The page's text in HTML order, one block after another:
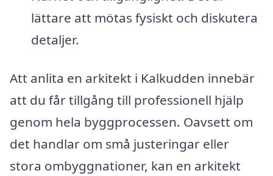
lättare att mötas fysiskt och diskutera
detaljer.
Att anlita en arkitekt i Kalkudden innebär
att du får tillgång till professionell hjälp
genom hela byggprocessen. Oavsett om
det handlar om små justeringar eller
stora ombyggnationer, kan en arkitekt